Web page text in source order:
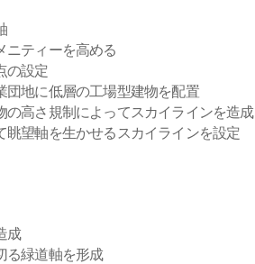
ニティーを高める
の設定
団地に低層の工場型建物を配置
高さ規制によってスカイラインを造成
望軸を生かせるスカイラインを設定
成
る緑道軸を形成